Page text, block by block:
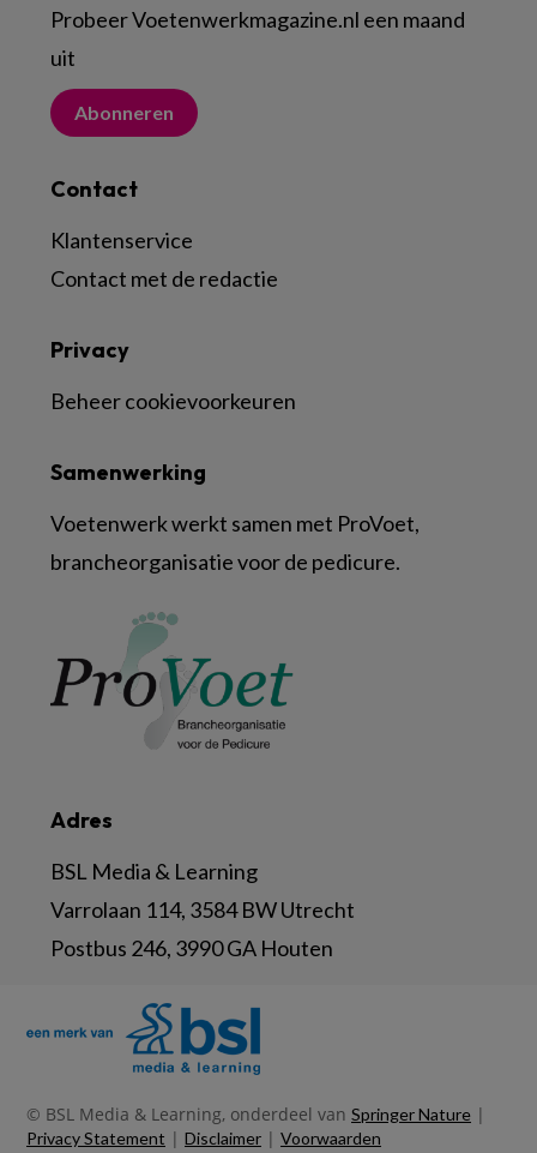
Probeer Voetenwerkmagazine.nl een maand
uit
Abonneren
Contact
Klantenservice
Contact met de redactie
Adres
BSL Media & Learning
Varrolaan 114, 3584 BW Utrecht
Postbus 246, 3990 GA Houten
Samenwerking
Voetenwerk werkt samen met ProVoet,
brancheorganisatie voor de pedicure.
Privacy
Beheer cookievoorkeuren
© BSL Media & Learning, onderdeel van Springer Nature |
Privacy Statement | Disclaimer | Voorwaarden